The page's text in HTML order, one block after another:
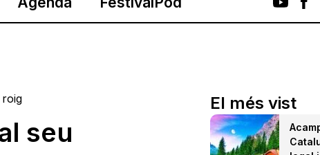
roig
seu
El més vist